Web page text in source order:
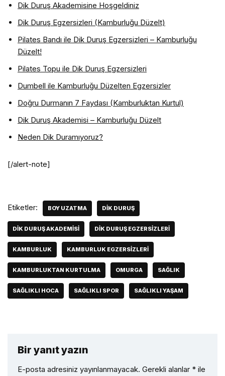
Dik Duruş Akademisine Hoşgeldiniz
Dik Duruş Egzersizleri (Kamburluğu Düzelt)
Pilates Bandı ile Dik Duruş Egzersizleri – Kamburluğu
Düzelt!
Pilates Topu ile Dik Duruş Egzersizleri
Dumbell ile Kamburluğu Düzelten Egzersizler
Doğru Durmanın 7 Faydası (Kamburluktan Kurtul)
Dik Duruş Akademisi – Kamburluğu Düzelt
Neden Dik Duramıyoruz?
[/alert-note]
Etiketler: BOY UZATMA DIK DURUŞ
DIK DURUŞ AKADEMISI DIK DURUŞ EGZERSIZLERI
KAMBURLUK KAMBURLUK EGZERSIZLERI
KAMBURLUKTAN KURTULMA OMURGA SAĞLIK
SAĞLIKLI HOCA SAĞLIKLI SPOR SAĞLIKLI YAŞAM
Bir yanıt yazın
E-posta adresiniz yayınlanmayacak. Gerekli alanlar * ile